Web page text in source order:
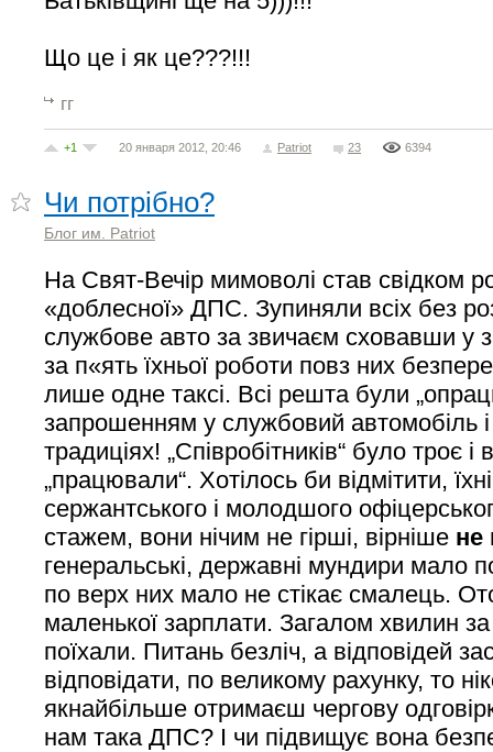
Що це і як це???!!!
гг
+1 20 января 2012, 20:46 Patriot 23 6394
Чи потрібно?
Блог им. Patriot
На Свят-Вечір мимоволі став свідком
«доблесної» ДПС. Зупиняли всіх без
службове авто за звичаєм сховавши у
за п«ять їхньої роботи повз них
лише одне таксі. Всі решта були
запрошенням у службовий автомобіль
традиціях! „Співробітників“ було троє і
„працювали“. Хотілось би відмітити,
сержантського і молодшого
стажем, вони нічим не гірші, вірніше не
генеральські, державні мундири мало
по верх них мало не стікає смалець.
маленької зарплати. Загалом хвилин
поїхали. Питань безліч, а відповідей
відповідати, по великому рахунку, то
якнайбільше отримаєш чергову
нам така ДПС? І чи підвищує вона